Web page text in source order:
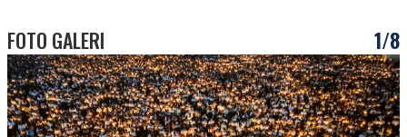
FOTO GALERI 1/8